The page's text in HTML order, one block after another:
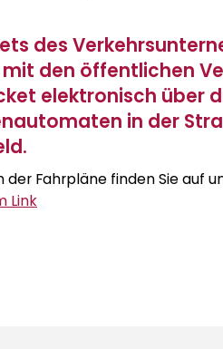
des
den öffentlichen
elektronisch über
in der
Fahrpläne finden Sie auf
Link